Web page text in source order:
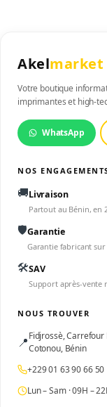
Akelmarket
Votre boutique
imprimantes et high-
WhatsApp
NOS
🚚Livraison
Partout au Bénin, en
🛡️Garantie
Garantie fabricant
🛠️SAV
Support après-vente
NOUS TROUVER
📍Fidjrossè,
Cotonou, Bénin
+229 01 63 90 66 50
Lun – Sam · 09H –